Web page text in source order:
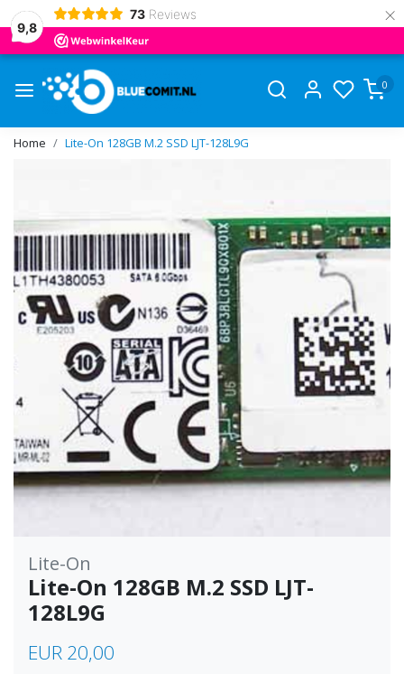
9,8
73 Reviews ×
0
Home Lite-On 128GB M.2 SSD LJT-128L9G
Lite-On
Lite-On 128GB M.2 SSD LJT-
128L9G
EUR 20,00